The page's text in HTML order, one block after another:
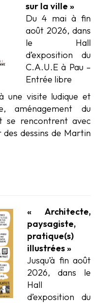
sur la ville »
Du 4 mai à fin
août 2026, dans
le Hall
d’exposition du
C.A.U.E à Pau –
Entrée libre
une visite ludique et
aménagement du
se rencontrent avec
des dessins de Martin
« Architecte,
paysagiste,
pratique(s)
illustrées »
Jusqu’à fin août
2026, dans le
Hall
d’exposition du